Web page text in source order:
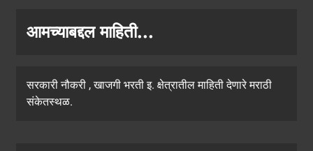
आमच्याबद्दल माहिती...
सरकारी नौकरी , खाजगी भरती इ. क्षेत्रातील माहिती देणारे मराठी
संकेतस्थळ.